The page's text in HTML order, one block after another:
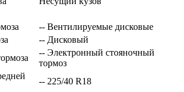
-- Вентилируемые дисковые
-- Дисковый
-- Электронный стояночный
тормоз
-- 225/40 R18